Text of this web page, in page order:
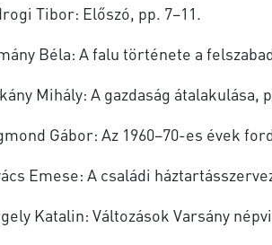
Tibor: Előszó, pp. 7–11.
Béla: A falu története a
Mihály: A gazdaság átalakulása,
Gábor: Az 1960−70-es évek
Emese: A családi
Katalin: Változások Varsány